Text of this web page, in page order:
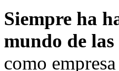
Siempre ha
mundo de
como